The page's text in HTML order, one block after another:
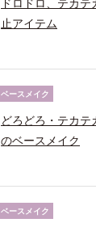
止アイテム
ベースメイク
どろどろ・テカ
のベースメイク
ベースメイク